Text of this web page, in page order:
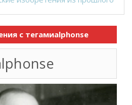
с тегамиalphonse